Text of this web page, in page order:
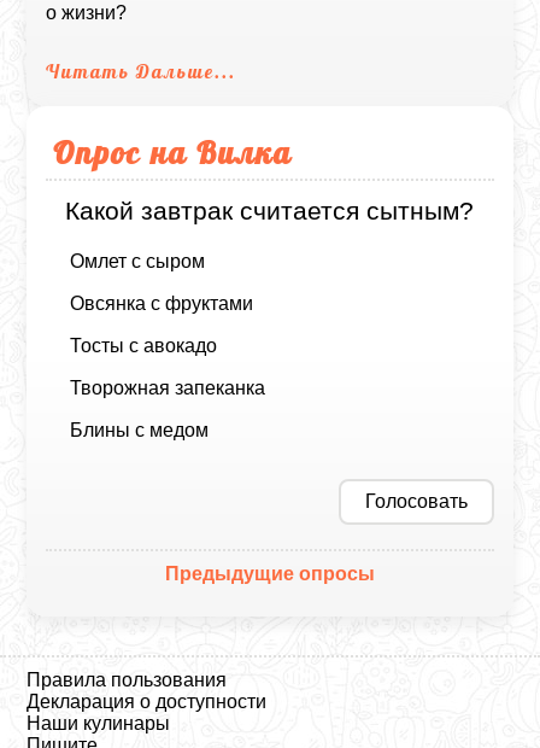
о жизни?
Читать Дальше...
Опрос на Вилка
Какой завтрак считается сытным?
Омлет с сыром
Овсянка с фруктами
Тосты с авокадо
Творожная запеканка
Блины с медом
Голосовать
Предыдущие опросы
Правила пользования
Декларация о доступности
Наши кулинары